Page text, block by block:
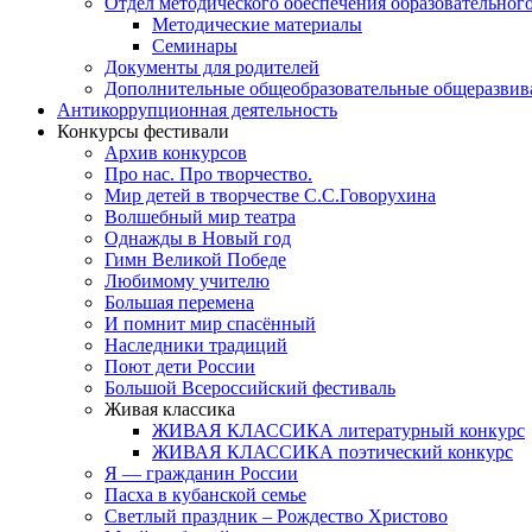
Методические материалы
Семинары
Документы для родителей
Дополнительные общеобразовательные
Антикоррупционная деятельность
Конкурсы фестивали
Архив конкурсов
Про нас. Про творчество.
Мир детей в творчестве С.С.Говорухина
Волшебный мир театра
Однажды в Новый год
Гимн Великой Победе
Любимому учителю
Большая перемена
И помнит мир спасённый
Наследники традиций
Поют дети России
Большой Всероссийский фестиваль
Живая классика
ЖИВАЯ КЛАССИКА литературный конкурс
ЖИВАЯ КЛАССИКА поэтический конкурс
Я — гражданин России
Пасха в кубанской семье
Светлый праздник – Рождество Христово